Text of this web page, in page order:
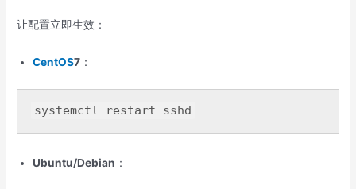
让配置立即生效：
CentOS7 ：
systemctl restart sshd
Ubuntu/Debian ：